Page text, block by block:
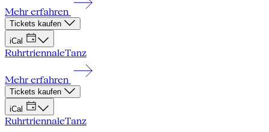
Mehr erfahren
Tickets kaufen
iCal
RuhrtriennaleTanz
Mehr erfahren
Tickets kaufen
iCal
RuhrtriennaleTanz